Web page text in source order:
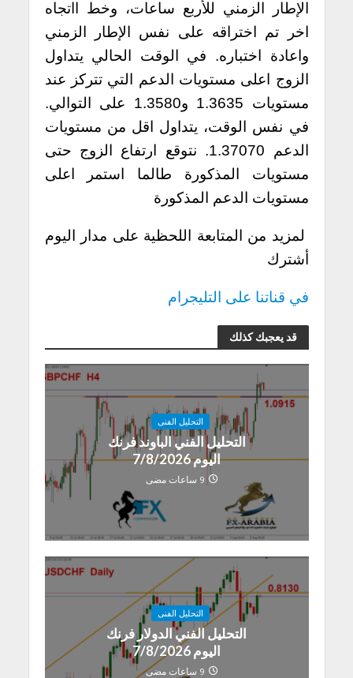
الإطار الزمني للأربع ساعات، وخط ااتجاه
اخر تم اختراقه على نفس الإطار الزمني
واعادة اختباره. في الوقت الحالي يتداول
الزوج اعلى مستويات الدعم التي تتركز عند
مستويات 1.3635 و1.3580 على التوالي.
في نفس الوقت، يتداول اقل من مستويات
الدعم 1.37070. نتوقع ارتفاع الزوج حتى
مستويات المذكورة طالما استمر اعلى
مستويات الدعم المذكورة
لمزيد من المتابعة اللحظية على مدار اليوم
أشترك
في قناتنا على التليجرام
قد يعجبك كذلك
التحليل الفنى
التحليل الفني الباوند فرنك
اليوم 7/8/2026
9 ساعات مضى
التحليل الفنى
التحليل الفني الدولار فرنك
اليوم 7/8/2026
9 ساعات مضى